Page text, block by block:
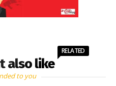
also like
RELATED
to you